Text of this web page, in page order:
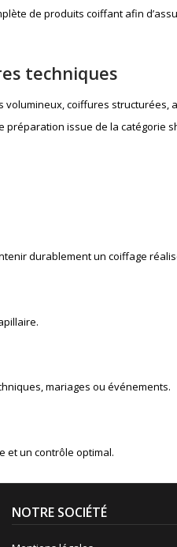
de produits coiffant afin
techniques
coiffures structurées,
préparation issue de la catégorie
durablement un coiffage
mariages ou événements.
et un contrôle optimal.
NOTRE SOCIÉTÉ